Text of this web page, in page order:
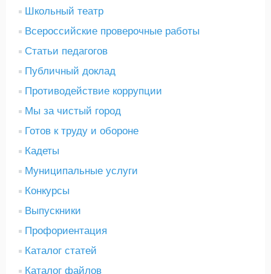
Школьный театр
Всероссийские проверочные работы
Статьи педагогов
Публичный доклад
Противодействие коррупции
Мы за чистый город
Готов к труду и обороне
Кадеты
Муниципальные услуги
Конкурсы
Выпускники
Профориентация
Каталог статей
Каталог файлов